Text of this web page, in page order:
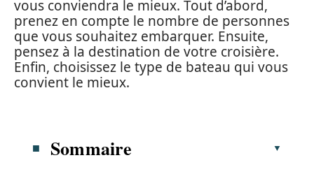
vous conviendra le mieux. Tout d’abord,
prenez en compte le nombre de personnes
que vous souhaitez embarquer. Ensuite,
pensez à la destination de votre croisière.
Enfin, choisissez le type de bateau qui vous
convient le mieux.
Sommaire